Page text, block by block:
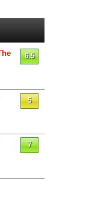
6.5
5
7